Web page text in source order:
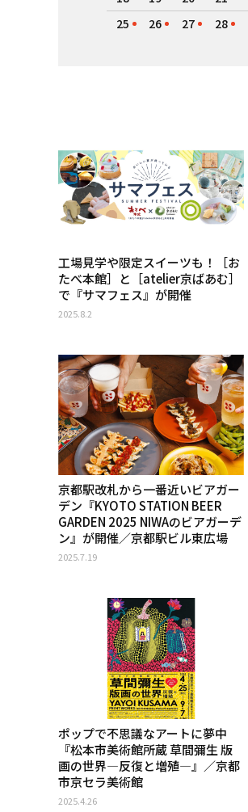
25
26 27 28
工場見学や限定スイーツも！［お
たべ本館］と［atelier京ばあむ］
で『サマフェス』が開催
2025.8.2
京都駅改札から一番近いビアガー
デン『KYOTO STATION BEER
GARDEN 2025 NIWAのビアガーデ
ン』が開催／京都駅ビル東広場
2025.7.19
ポップで不思議なアートに夢中
『松本市美術館所蔵 草間彌生 版
画の世界―反復と増殖―』／京都
市京セラ美術館
2025.4.26